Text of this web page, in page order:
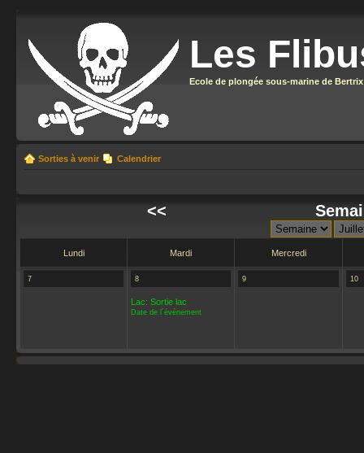
Les
Ecole de plongée sous-marine de Bertrix
Sorties à venir Calendrier
<<
Lundi Mardi Mercredi
7 8
Lac: Sortie lac
Date de l´événement
9 10